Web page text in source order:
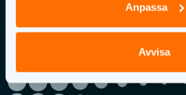
Anpassa
Avvisa